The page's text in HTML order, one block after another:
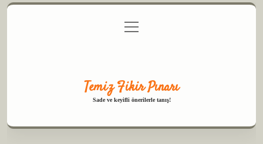
Gizlilik Politikası
menüyü
aç
Temiz Fikir Pınarı
Sade ve keyifli önerilerle tanış!